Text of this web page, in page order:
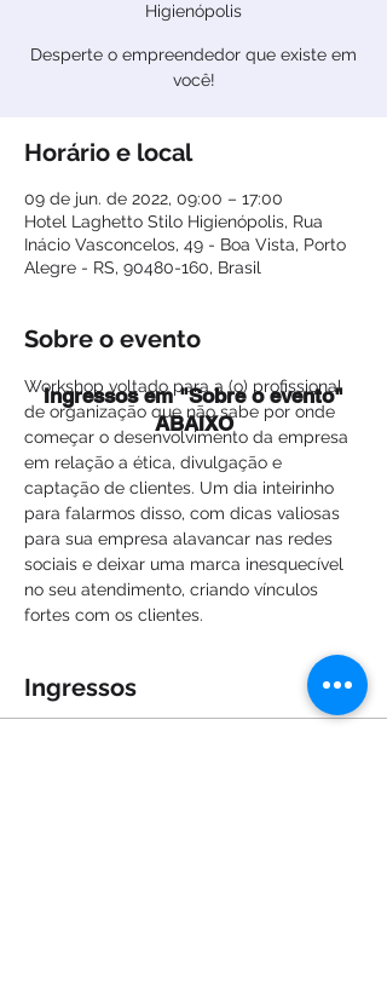
Higienópolis
Desperte o empreendedor que existe em
você!
Horário e local
09 de jun. de 2022, 09:00 – 17:00
Hotel Laghetto Stilo Higienópolis, Rua
Inácio Vasconcelos, 49 - Boa Vista, Porto
Alegre - RS, 90480-160, Brasil
Sobre o evento
Workshop voltado para a (o) profissional
de organização que não sabe por onde
começar o desenvolvimento da empresa
em relação a ética, divulgação e
captação de clientes. Um dia inteirinho
para falarmos disso, com dicas valiosas
para sua empresa alavancar nas redes
sociais e deixar uma marca inesquecível
no seu atendimento, criando vínculos
fortes com os clientes.
Ingressos
Ingressos em "Sobre o evento"
ABAIXO